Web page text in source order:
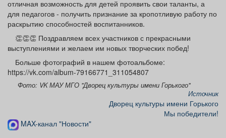
отличная возможность для детей проявить свои таланты, а
для педагогов - получить признание за кропотливую работу по
раскрытию способностей воспитанников.
👏👏👏 Поздравляем всех участников с прекрасными
выступлениями и желаем им новых творческих побед!
Больше фотографий в нашем фотоальбоме:
https://vk.com/album-79166771_311054807
Фото: VK МАУ МГО "Дворец культуры имени Горького"
Источник
Дворец культуры имени Горького
Мы победители!
MAX-канал "Новости"